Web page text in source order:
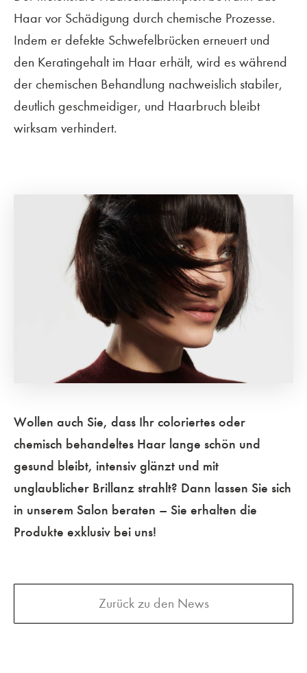
Haar vor Schädigung durch chemische Prozesse.
Indem er defekte Schwefelbrücken erneuert und
den Keratingehalt im Haar erhält, wird es während
der chemischen Behandlung nachweislich stabiler,
deutlich geschmeidiger, und Haarbruch bleibt
wirksam verhindert.
Wollen auch Sie, dass Ihr coloriertes oder
chemisch behandeltes Haar lange schön und
gesund bleibt, intensiv glänzt und mit
unglaublicher Brillanz strahlt? Dann lassen Sie sich
in unserem Salon beraten – Sie erhalten die
Produkte exklusiv bei uns!
Zurück zu den News